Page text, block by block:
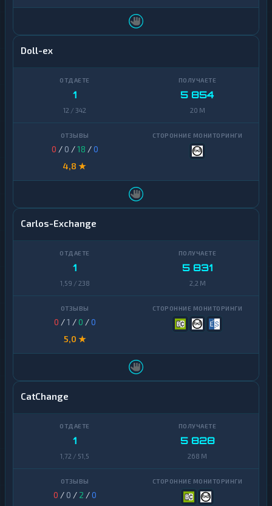
Doll-ex
1
12 / 342
5 854
20 M
0 / 0 /18 /0
4,8 ★
Carlos-Exchange
1
1,59 / 238
5 831
2,2 M
0 /1 /0 /0
5,0 ★
CatChange
1
1,72 / 51,5
5 828
268 M
0 / 0 / 2 /0